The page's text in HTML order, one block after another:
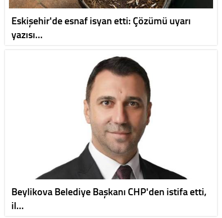
Eskişehir'de esnaf isyan etti: Çözümü uyarı
yazısı…
Beylikova Belediye Başkanı CHP'den istifa etti,
il…